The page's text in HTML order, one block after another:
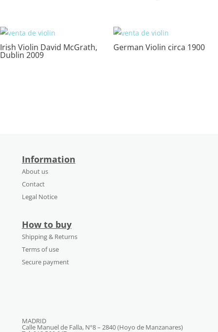
Irish Violin David McGrath,
Dublin 2009
German Violin circa 1900
Information
About us
Contact
Legal Notice
How to buy
Shipping & Returns
Terms of use
Secure payment
MADRID
Calle Manuel de Falla, Nº8 – 2840 (Hoyo de Manzanares)